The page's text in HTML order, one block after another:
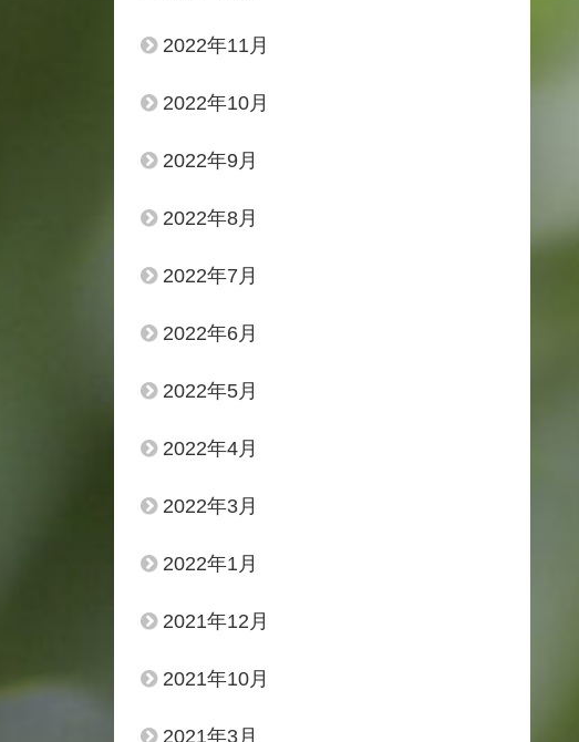
2022年11月
2022年10月
2022年9月
2022年8月
2022年7月
2022年6月
2022年5月
2022年4月
2022年3月
2022年1月
2021年12月
2021年10月
2021年3月